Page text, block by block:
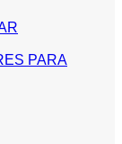
PARA